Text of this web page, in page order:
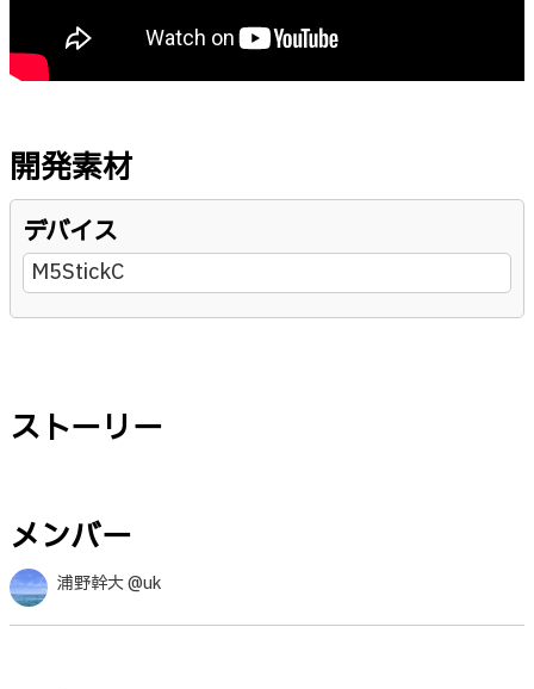
開発素材
デバイス
M5StickC
ストーリー
メンバー
浦野幹大 @uk